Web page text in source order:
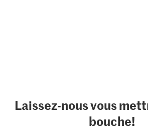
Laissez-nous vous
bouche!